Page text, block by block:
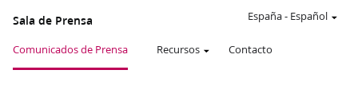
Sala de Prensa
Comunicados de Prensa Recursos Contacto
España- Español